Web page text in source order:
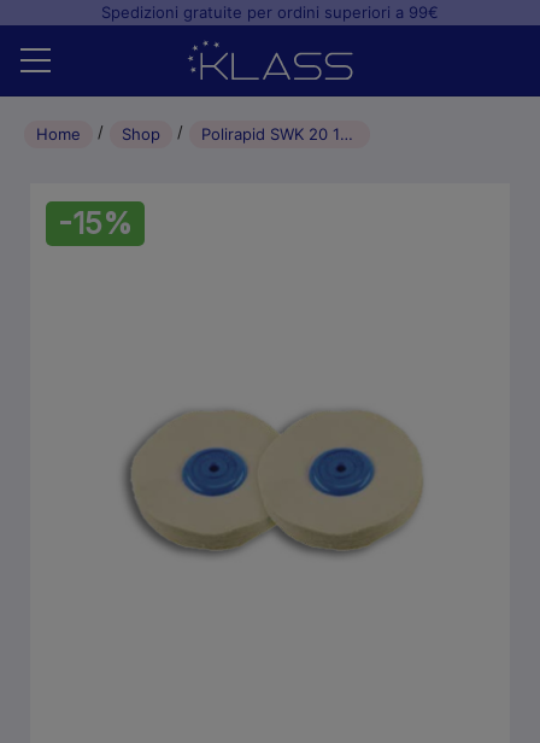
Spedizioni gratuite per ordini superiori a 99€
Home
Studio odontoiatrico
Home Shop Polirapid SWK 20 100 Spazzola Flanella Doppia C. Plastica
-15%